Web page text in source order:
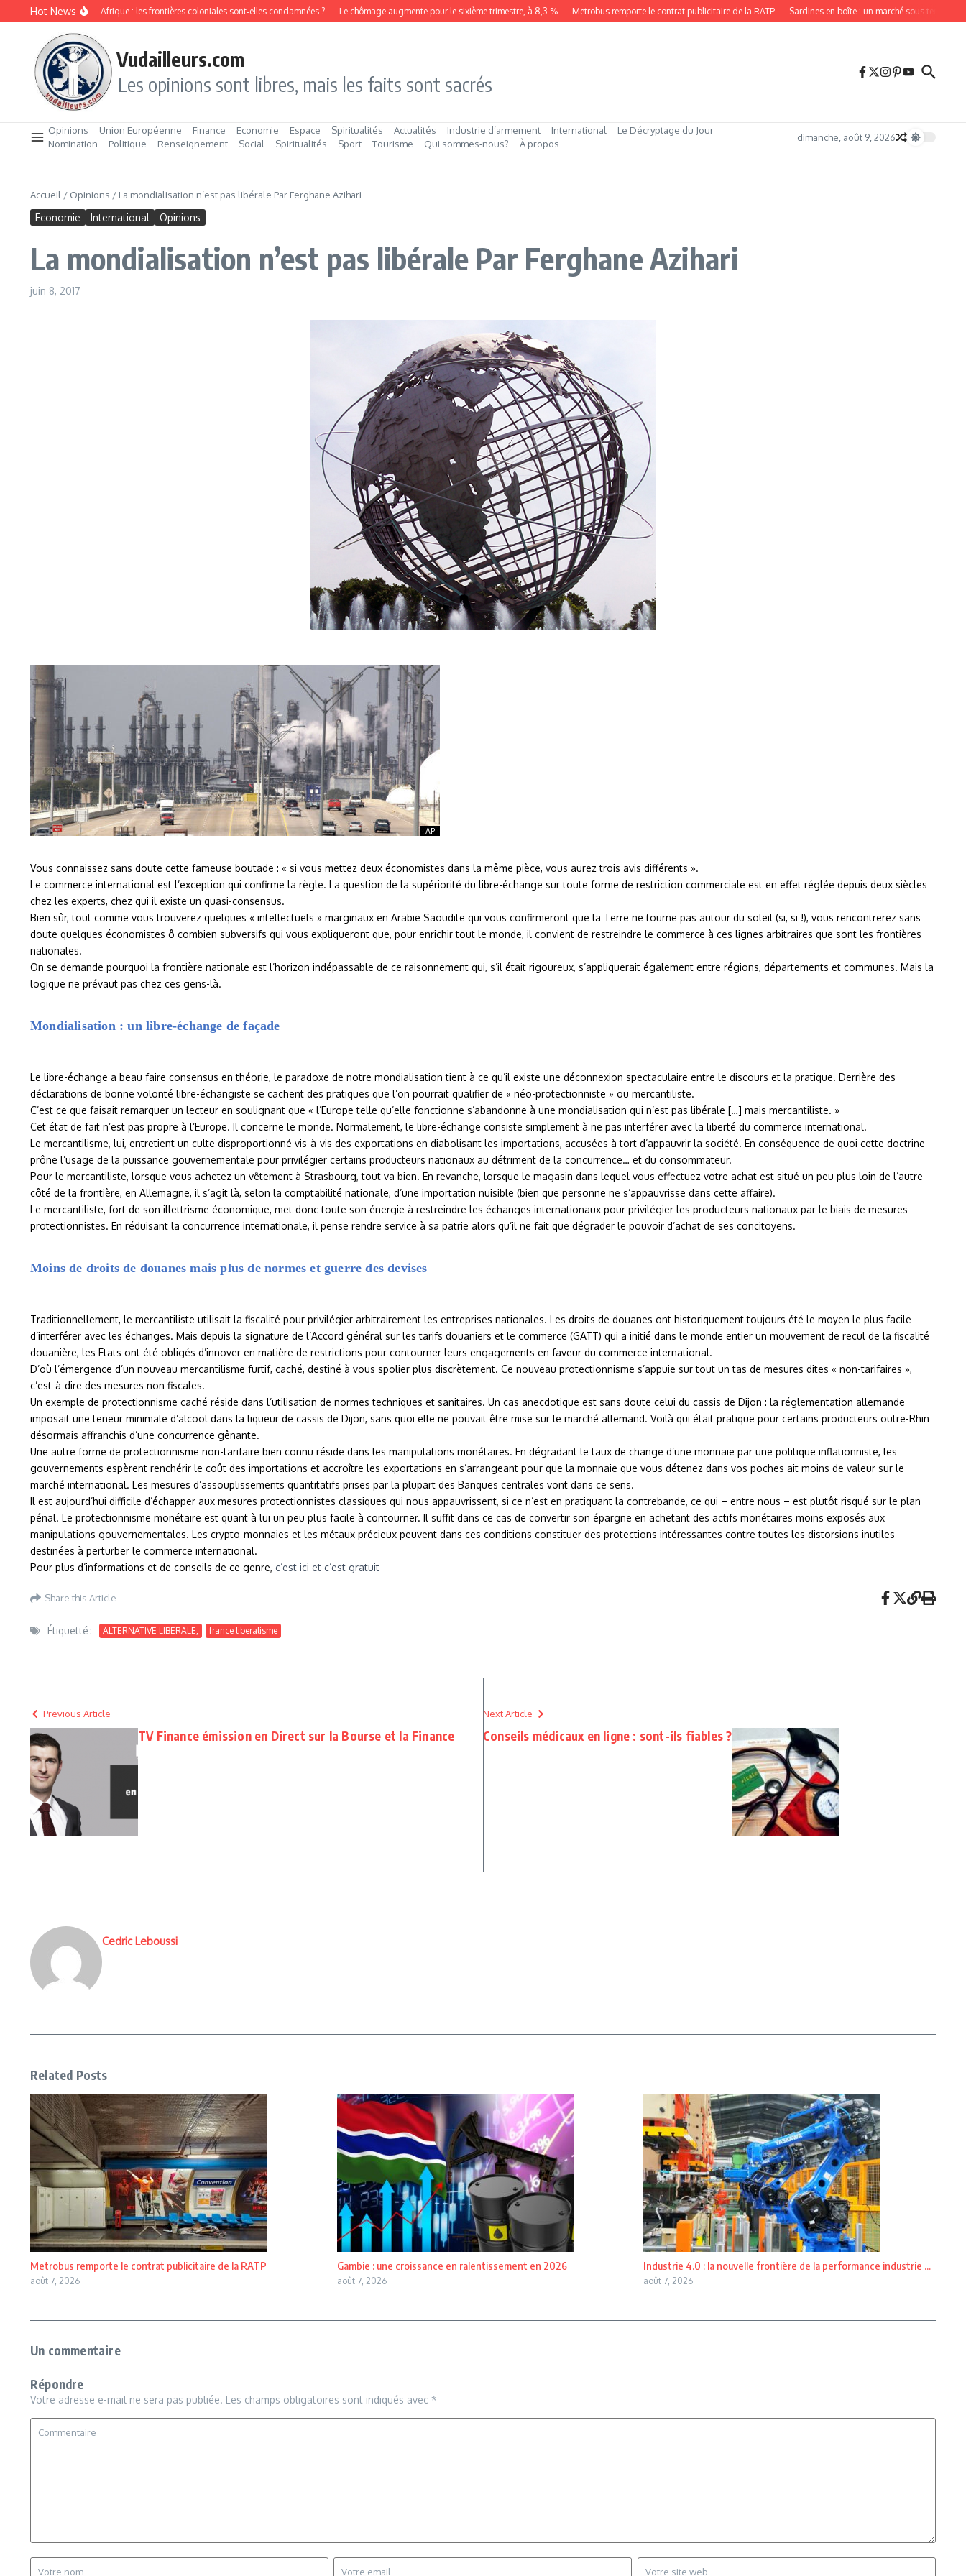
Aller au contenu
Hot News
ethnique en Afrique : les frontières coloniales sont‑elles condamnées ? Le chômage augmente pour le sixième trimestre, à 8,3 % Metrobus remporte le contrat publicitaire de la RATP Sardines en boîte : un marché sous tension, porté
Vudailleurs.com
Les opinions sont libres, mais les faits sont sacrés
Opinions Union Européenne Finance Economie Espace Spiritualités Actualités Industrie d’armement International
Le Décryptage du Jour
Nomination
Politique Renseignement Social Spiritualités Sport Tourisme Qui sommes‑nous? À propos
dimanche, août 9, 2026
Accueil / Opinions / La mondialisation n’est pas libérale Par Ferghane Azihari
Economie International Opinions
La mondialisation n’est pas libérale Par Ferghane Azihari
juin 8, 2017
Vous connaissez sans doute cette fameuse boutade : « si vous mettez deux économistes dans la même pièce, vous aurez trois avis différents ».
Le commerce international est l’exception qui confirme la règle. La question de la supériorité du libre-échange sur toute forme de restriction commerciale est en effet réglée depuis deux siècles
chez les experts, chez qui il existe un quasi-consensus.
Bien sûr, tout comme vous trouverez quelques « intellectuels » marginaux en Arabie Saoudite qui vous confirmeront que la Terre ne tourne pas autour du soleil (si, si !), vous rencontrerez sans
doute quelques économistes ô combien subversifs qui vous expliqueront que, pour enrichir tout le monde, il convient de restreindre le commerce à ces lignes arbitraires que sont les frontières
nationales.
On se demande pourquoi la frontière nationale est l’horizon indépassable de ce raisonnement qui, s’il était rigoureux, s’appliquerait également entre régions, départements et communes. Mais la
logique ne prévaut pas chez ces gens-là.
Mondialisation : un libre-échange de façade
Le libre-échange a beau faire consensus en théorie, le paradoxe de notre mondialisation tient à ce qu’il existe une déconnexion spectaculaire entre le discours et la pratique. Derrière des
déclarations de bonne volonté libre-échangiste se cachent des pratiques que l’on pourrait qualifier de « néo-protectionniste » ou mercantiliste.
C’est ce que faisait remarquer un lecteur en soulignant que « l’Europe telle qu’elle fonctionne s’abandonne à une mondialisation qui n’est pas libérale […] mais mercantiliste. »
Cet état de fait n’est pas propre à l’Europe. Il concerne le monde. Normalement, le libre-échange consiste simplement à ne pas interférer avec la liberté du commerce international.
Le mercantilisme, lui, entretient un culte disproportionné vis-à-vis des exportations en diabolisant les importations, accusées à tort d’appauvrir la société. En conséquence de quoi cette doctrine
prône l’usage de la puissance gouvernementale pour privilégier certains producteurs nationaux au détriment de la concurrence… et du consommateur.
Pour le mercantiliste, lorsque vous achetez un vêtement à Strasbourg, tout va bien. En revanche, lorsque le magasin dans lequel vous effectuez votre achat est situé un peu plus loin de l’autre
côté de la frontière, en Allemagne, il s’agit là, selon la comptabilité nationale, d’une importation nuisible (bien que personne ne s’appauvrisse dans cette affaire).
Le mercantiliste, fort de son illettrisme économique, met donc toute son énergie à restreindre les échanges internationaux pour privilégier les producteurs nationaux par le biais de mesures
protectionnistes. En réduisant la concurrence internationale, il pense rendre service à sa patrie alors qu’il ne fait que dégrader le pouvoir d’achat de ses concitoyens.
Moins de droits de douanes mais plus de normes et guerre des devises
Traditionnellement, le mercantiliste utilisait la fiscalité pour privilégier arbitrairement les entreprises nationales. Les droits de douanes ont historiquement toujours été le moyen le plus facile
d’interférer avec les échanges. Mais depuis la signature de l’Accord général sur les tarifs douaniers et le commerce (GATT) qui a initié dans le monde entier un mouvement de recul de la fiscalité
douanière, les Etats ont été obligés d’innover en matière de restrictions pour contourner leurs engagements en faveur du commerce international.
D’où l’émergence d’un nouveau mercantilisme furtif, caché, destiné à vous spolier plus discrètement. Ce nouveau protectionnisme s’appuie sur tout un tas de mesures dites « non-tarifaires »,
c’est-à-dire des mesures non fiscales.
Un exemple de protectionnisme caché réside dans l’utilisation de normes techniques et sanitaires. Un cas anecdotique est sans doute celui du cassis de Dijon : la réglementation allemande
imposait une teneur minimale d’alcool dans la liqueur de cassis de Dijon, sans quoi elle ne pouvait être mise sur le marché allemand. Voilà qui était pratique pour certains producteurs outre-Rhin
désormais affranchis d’une concurrence gênante.
Une autre forme de protectionnisme non-tarifaire bien connu réside dans les manipulations monétaires. En dégradant le taux de change d’une monnaie par une politique inflationniste, les
gouvernements espèrent renchérir le coût des importations et accroître les exportations en s’arrangeant pour que la monnaie que vous détenez dans vos poches ait moins de valeur sur le
marché international. Les mesures d’assouplissements quantitatifs prises par la plupart des Banques centrales vont dans ce sens.
Il est aujourd’hui difficile d’échapper aux mesures protectionnistes classiques qui nous appauvrissent, si ce n’est en pratiquant la contrebande, ce qui – entre nous – est plutôt risqué sur le plan
pénal. Le protectionnisme monétaire est quant à lui un peu plus facile à contourner. Il suffit dans ce cas de convertir son épargne en achetant des actifs monétaires moins exposés aux
manipulations gouvernementales. Les crypto-monnaies et les métaux précieux peuvent dans ces conditions constituer des protections intéressantes contre toutes les distorsions inutiles
destinées à perturber le commerce international.
Pour plus d’informations et de conseils de ce genre, c’est ici et c’est gratuit
Share this Article
Étiquetté : ALTERNATIVE LIBERALE, france liberalisme
Previous Article
TV Finance émission en Direct sur la Bourse et la Finance
Next Article
Conseils médicaux en ligne : sont-ils fiables ?
Cedric Leboussi
Related Posts
Metrobus remporte le contrat publicitaire de la RATP
août 7, 2026
Gambie : une croissance en ralentissement en 2026
août 7, 2026
Industrie 4.0 : la nouvelle frontière de la performance industrie ...
août 7, 2026
Un commentaire
Répondre
Votre adresse e-mail ne sera pas publiée. Les champs obligatoires sont indiqués avec *